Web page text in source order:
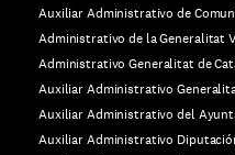
Auxiliar Administrativo de
Administrativo de la Generalitat
Administrativo Generalitat de
Auxiliar Administrativo
Auxiliar Administrativo del
Auxiliar Administrativo